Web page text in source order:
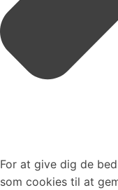
For at give dig de
som cookies til at